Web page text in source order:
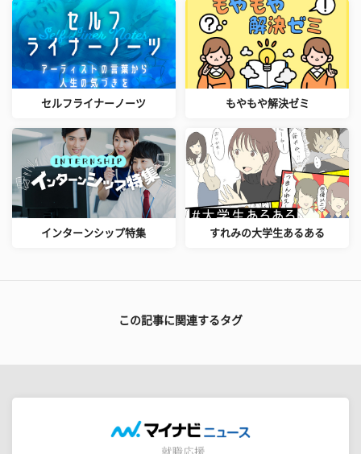
セルフライナーノーツ もやもや解決ゼミ
インターンシップ特集 すれみの大学生あるある
この記事に関連するタグ